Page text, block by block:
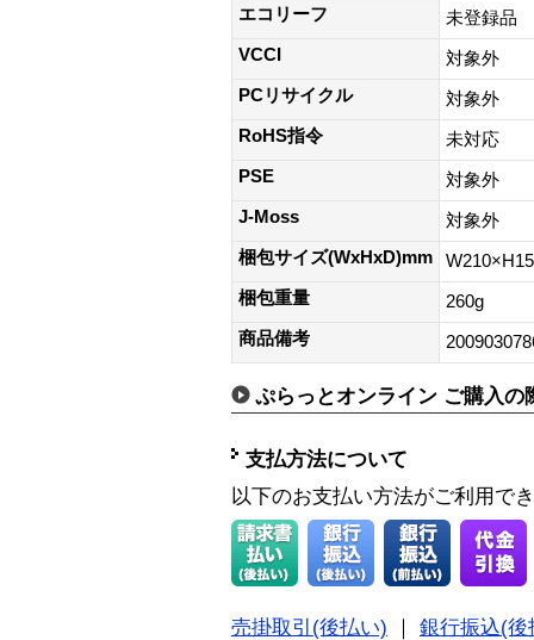
エコリーフ
未登録品
VCCI
対象外
PCリサイクル
対象外
RoHS指令
未対応
PSE
対象外
J-Moss
対象外
梱包サイズ(WxHxD)mm
梱包重量
260g
商品備考
ぷらっとオンライン ご購入の
支払方法について
以下のお支払い方法がご利用で
売掛取引(後払い) 銀行振込(後